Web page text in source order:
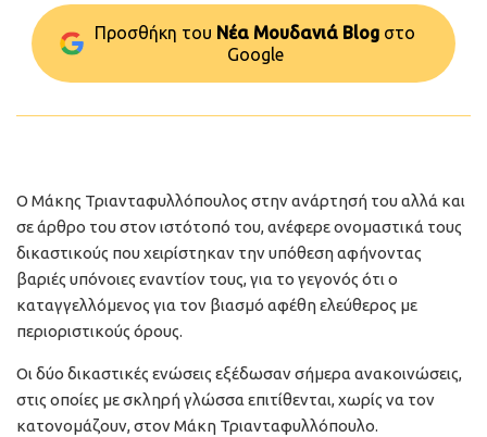
Προσθήκη του Νέα Μουδανιά Blog στo
Google
Ο Μάκης Τριανταφυλλόπουλος στην ανάρτησή του αλλά και
σε άρθρο του στον ιστότοπό του, ανέφερε ονομαστικά τους
δικαστικούς που χειρίστηκαν την υπόθεση αφήνοντας
βαριές υπόνοιες εναντίον τους, για το γεγονός ότι ο
καταγγελλόμενος για τον βιασμό αφέθη ελεύθερος με
περιοριστικούς όρους.
Οι δύο δικαστικές ενώσεις εξέδωσαν σήμερα ανακοινώσεις,
στις οποίες με σκληρή γλώσσα επιτίθενται, χωρίς να τον
κατονομάζουν, στον Μάκη Τριανταφυλλόπουλο.